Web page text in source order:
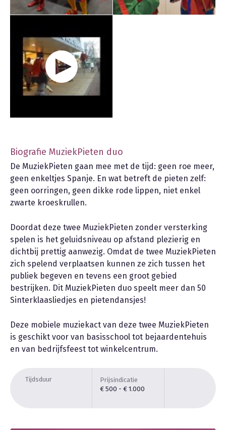
Biografie MuziekPieten duo
De MuziekPieten gaan mee met de tijd: geen roe meer,
geen enkeltjes Spanje. En wat betreft de pieten zelf:
geen oorringen, geen dikke rode lippen, niet enkel
zwarte kroeskrullen.
Doordat deze twee MuziekPieten zonder versterking
spelen is het geluidsniveau op afstand plezierig en
dichtbij prettig aanwezig. Omdat de twee MuziekPieten
zich spelend verplaatsen kunnen ze zich tussen het
publiek begeven en tevens een groot gebied
bestrijken. Dit MuziekPieten duo speelt meer dan 50
Sinterklaasliedjes en pietendansjes!
Deze mobiele muziekact van deze twee MuziekPieten
is geschikt voor van basisschool tot bejaardentehuis
en van bedrijfsfeest tot winkelcentrum.
Tijdsduur
Prijsindicatie
€ 500 - € 1.000